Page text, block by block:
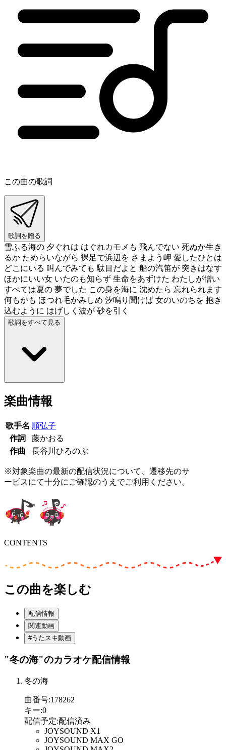
この曲の歌詞
歌詞を贈る
雪ふる海の 夕ぐれは はぐれカモメも 飛んでない 死ぬか生き
るか ためらいながら 裸足で浜辺を さまよう岬 愛したひとは
どこにいる 叫んでみても 駄目だよと 船の汽笛が 突きはなす
ほかにいい女 いたのも知らず 生命をあずけた わたしが憎い
すべては夏の 夢でした この身を海に 沈めたら 忘れられます
何もかも ほつれ毛かみしめ 汐鳴り聞けば 女のいのちを 抱き
込むように はげしく波が 砂を引く
歌詞をすべて見る
楽曲情報
歌手名 順弘子
作詞
藤かおる
作曲
長谷川ひろのぶ
※対象楽曲の最新の配信状況について、遷移先のサ
ービスにて十分にご確認のうえでご利用ください。
CONTENTS
この曲を楽しむ
配信情報
関連動画
#うたスキ動画
"冬の海"のカラオケ配信情報
冬の海
曲番号:178262
キー:0
配信予定:配信済み
JOYSOUND X1
JOYSOUND MAX GO